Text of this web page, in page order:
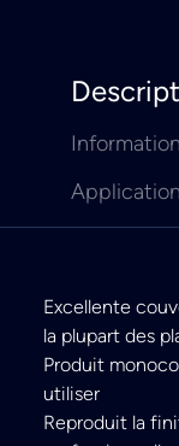
Application
Excellente
la plupart des
Produit
utiliser
Reproduit la